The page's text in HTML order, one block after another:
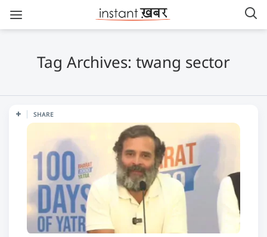
Tag Archives: twang sector
SHARE